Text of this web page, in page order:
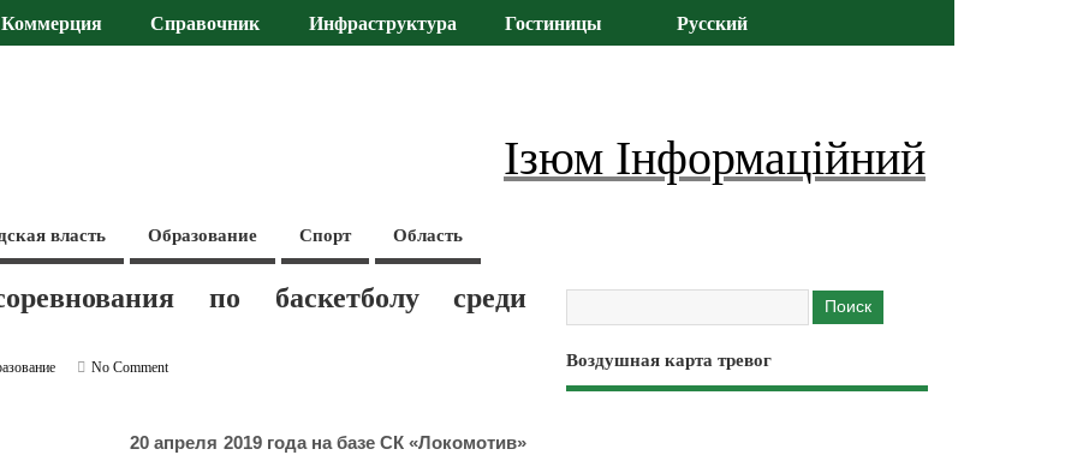
Коммерция Справочник Инфраструктура Гостиницы Русский
Ізюм Інформаційний
власть Образование Спорт Область
по баскетболу среди
No Comment
20 апреля 2019 года на базе СК «Локомотив»
Воздушная карта тревог